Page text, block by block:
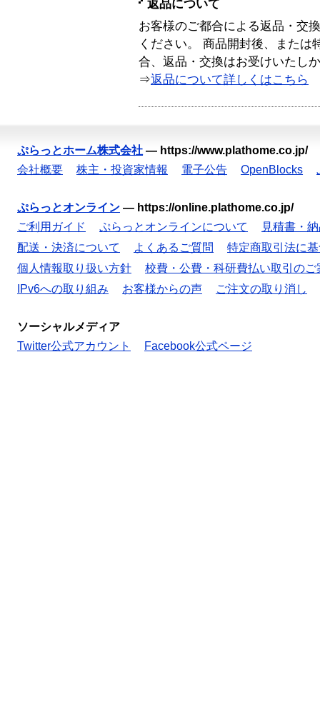
返品について
お客様のご都合による返品・交
ください。 商品開封後、または
合、返品・交換はお受けいたし
⇒返品について詳しくはこちら
ぷらっとホーム株式会社 — https://www.plathome.co.jp/
会社概要
株主・投資家情報 電子公告 OpenBlocks
ぷらっとオンライン — https://online.plathome.co.jp/
ご利用ガイド
ぷらっとオンラインについて
見積書・
配送・決済について
よくあるご質問
特定商取引法に
個人情報取り扱い方針
校費・公費・科研費払い取引のご
IPv6への取り組み
お客様からの声 ご注文の取り消し
ソーシャルメディア
Twitter公式アカウント
Facebook公式ページ